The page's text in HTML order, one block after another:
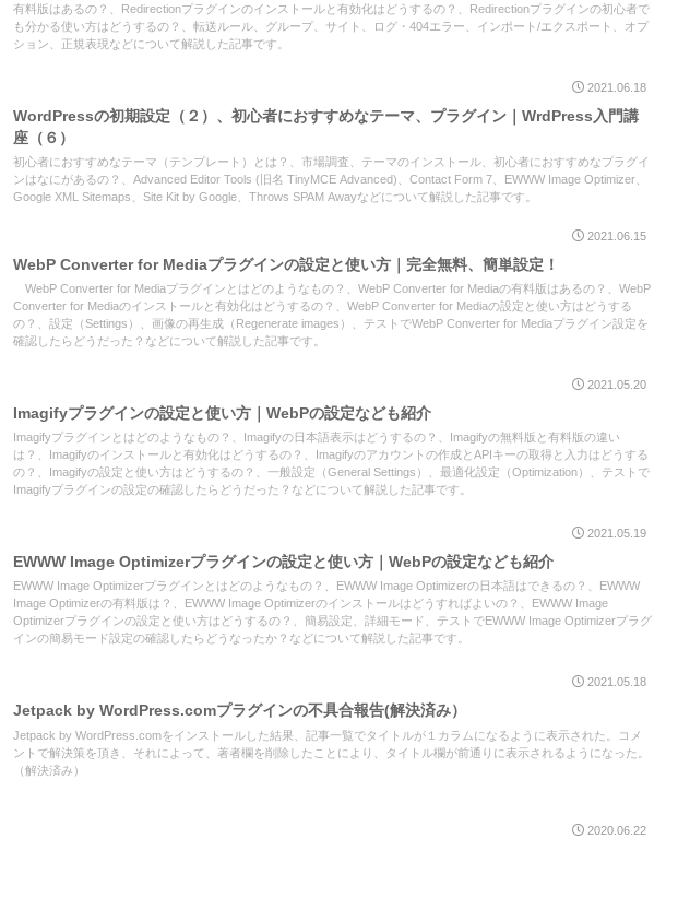
有料版はあるの？、Redirectionプラグインのインストールと有効化はどうするの？、Redirectionプラグインの初心者で
も分かる使い方はどうするの？、転送ルール、グループ、サイト、ログ・404エラー、インポート/エクスポート、オプ
ション、正規表現などについて解説した記事です。
2021.06.18
WordPressの初期設定（２）、初心者におすすめなテーマ、プラグイン｜WrdPress入門講
座（６）
初心者におすすめなテーマ（テンプレート）とは？、市場調査、テーマのインストール、初心者におすすめなプラグイ
ンはなにがあるの？、Advanced Editor Tools (旧名 TinyMCE Advanced)、Contact Form 7、EWWW Image Optimizer、
Google XML Sitemaps、Site Kit by Google、Throws SPAM Awayなどについて解説した記事です。
2021.06.15
WebP Converter for Mediaプラグインの設定と使い方｜完全無料、簡単設定！
WebP Converter for Mediaプラグインとはどのようなもの？、WebP Converter for Mediaの有料版はあるの？、WebP
Converter for Mediaのインストールと有効化はどうするの？、WebP Converter for Mediaの設定と使い方はどうする
の？、設定（Settings）、画像の再生成（Regenerate images）、テストでWebP Converter for Mediaプラグイン設定を
確認したらどうだった？などについて解説した記事です。
2021.05.20
Imagifyプラグインの設定と使い方｜WebPの設定なども紹介
Imagifyプラグインとはどのようなもの？、Imagifyの日本語表示はどうするの？、Imagifyの無料版と有料版の違い
は？、Imagifyのインストールと有効化はどうするの？、Imagifyのアカウントの作成とAPIキーの取得と入力はどうする
の？、Imagifyの設定と使い方はどうするの？、一般設定（General Settings）、最適化設定（Optimization）、テストで
Imagifyプラグインの設定の確認したらどうだった？などについて解説した記事です。
2021.05.19
EWWW Image Optimizerプラグインの設定と使い方｜WebPの設定なども紹介
EWWW Image Optimizerプラグインとはどのようなもの？、EWWW Image Optimizerの日本語はできるの？、EWWW
Image Optimizerの有料版は？、EWWW Image Optimizerのインストールはどうすればよいの？、EWWW Image
Optimizerプラグインの設定と使い方はどうするの？、簡易設定、詳細モード、テストでEWWW Image Optimizerプラグ
インの簡易モード設定の確認したらどうなったか？などについて解説した記事です。
2021.05.18
Jetpack by WordPress.comプラグインの不具合報告(解決済み）
Jetpack by WordPress.comをインストールした結果、記事一覧でタイトルが１カラムになるように表示された。コメ
ントで解決策を頂き、それによって、著者欄を削除したことにより、タイトル欄が前通りに表示されるようになった。
（解決済み）
2020.06.22